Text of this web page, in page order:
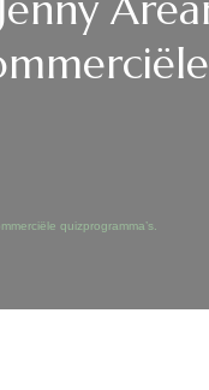
quizprogramma’s.